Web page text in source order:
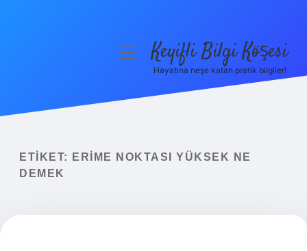
Yasal Uyarı
menüyüKeyifli Bilgi Köşesi
Hayatına neşe katan pratik bilgiler!
ETIKET:
ERIME NOKTASI YÜKSEK NE
DEMEK